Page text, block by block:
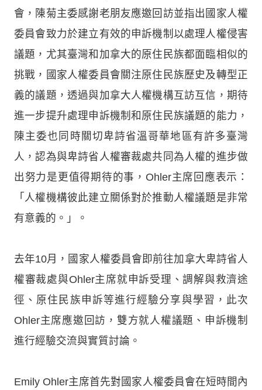
會，陳菊主委感謝老朋友應邀回訪並指出國家人權
委員會致力於建立有效的申訴機制以處理人權侵害
議題，尤其臺灣和加拿大的原住民族都面臨相似的
挑戰，國家人權委員會關注原住民族歷史及轉型正
義的議題，透過與加拿大人權機構互訪互信，期待
進一步提升處理申訴機制和原住民族議題的能力，
陳主委也同時關切卑詩省溫哥華地區有許多臺灣
人，認為與卑詩省人權審裁處共同為人權的進步做
出努力是更值得期待的事，Ohler主席回應表示：
「人權機構彼此建立關係對於推動人權議題是非常
有意義的。」。
去年10月，國家人權委員會即前往加拿大卑詩省人
權審裁處與Ohler主席就申訴受理、調解與救濟途
徑、原住民族申訴等進行經驗分享與學習，此次
Ohler主席應邀回訪，雙方就人權議題、申訴機制
進行經驗交流與實質討論。
Emily Ohler主席首先對國家人權委員會在短時間內